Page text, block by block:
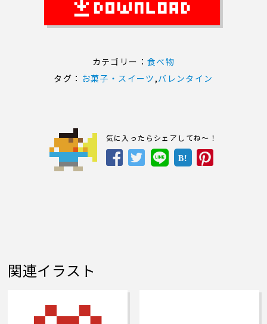
カテゴリー：食べ物
タグ： お菓子・スイーツ ,バレンタイン
気に入ったらシェアしてね～！
B!
関連イラスト